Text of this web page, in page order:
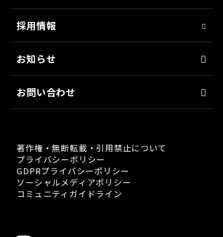
シーリング・接着剤
クリーナー・脱脂剤
社会貢献
人材育成
アスリート社員
職場環境
採用情報
お知らせ
お問い合わせ
著作権・無断転載・引用禁止について
プライバシーポリシー
GDPRプライバシーポリシー
ソーシャルメディアポリシー
コミュニティガイドライン